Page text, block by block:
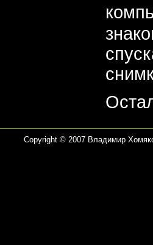
Copyright © 2007 Владимир